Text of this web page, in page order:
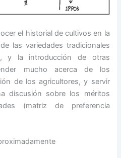
el historial de cultivos en la
las variedades tradicionales
y la introducción de otras
mucho acerca de los
de los agricultores, y servir
discusión sobre los méritos
(matriz de preferencia